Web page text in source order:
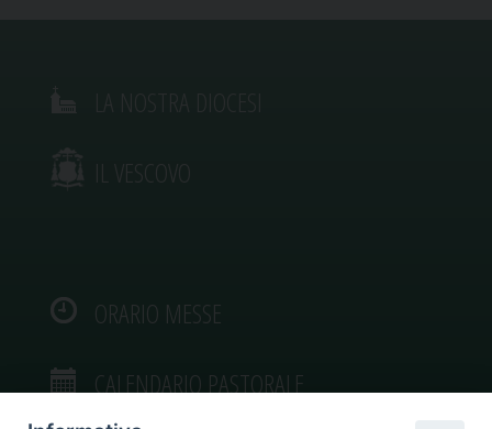
IL VESCOVO
ORARIO MESSE
CALENDARIO PASTORALE